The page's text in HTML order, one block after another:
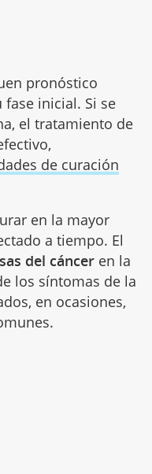
pronóstico
inicial. Si se
el tratamiento de
de curación
en la mayor
a tiempo. El
del cánceren la
los síntomas de la
en ocasiones,